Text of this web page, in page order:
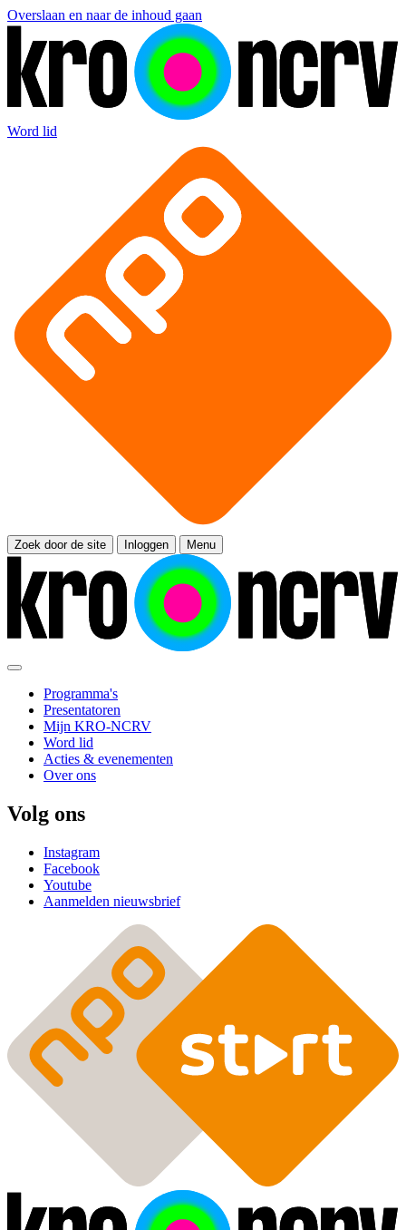
Overslaan en naar de inhoud gaan
Word lid
Zoek door de site Inloggen Menu
Programma's
Presentatoren
Mijn KRO-NCRV
Word lid
Acties & evenementen
Over ons
Volg ons
Instagram
Facebook
Youtube
Aanmelden nieuwsbrief